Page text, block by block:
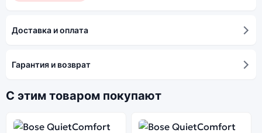
Доставка и оплата
Гарантия и возврат
С этим товаром покупают